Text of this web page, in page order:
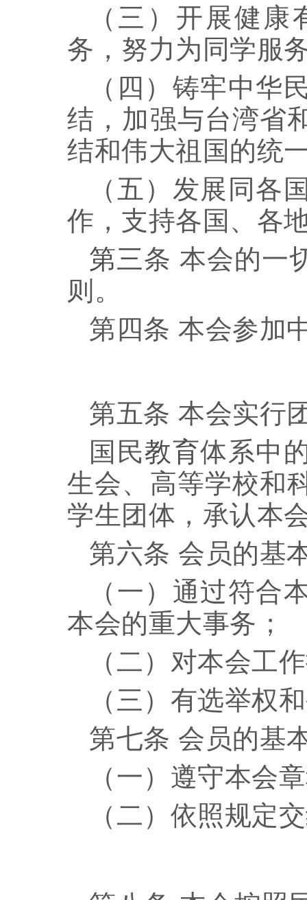
（三）开展健
务，努力为同学服
（四） 铸牢中华
结 ， 加强与台湾省
结和伟大祖国的统
（五）发展同各
作，支持各国、各
第三条本会的一
则 。
第四条本会参加
第五条本会实行
国民教育体系中
生会、高等学校和
学生团体，承认本
第六条 会员的基
（一）通过符合
本会的重大事务；
（二）对本会工
（三）有选举权
第七条 会员的基
（一）遵守本会
（二）依照规定